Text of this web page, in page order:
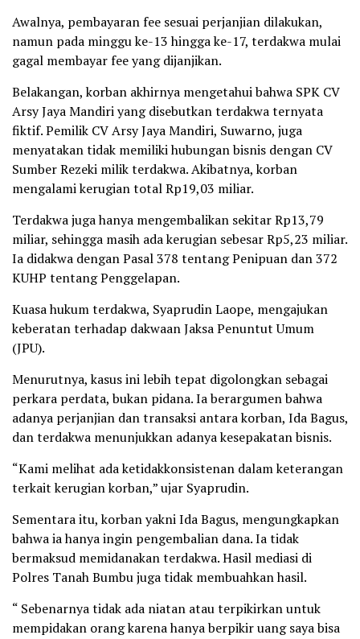
Awalnya, pembayaran fee sesuai perjanjian dilakukan,
namun pada minggu ke-13 hingga ke-17, terdakwa mulai
gagal membayar fee yang dijanjikan.
Belakangan, korban akhirnya mengetahui bahwa SPK CV
Arsy Jaya Mandiri yang disebutkan terdakwa ternyata
fiktif. Pemilik CV Arsy Jaya Mandiri, Suwarno, juga
menyatakan tidak memiliki hubungan bisnis dengan CV
Sumber Rezeki milik terdakwa. Akibatnya, korban
mengalami kerugian total Rp19,03 miliar.
Terdakwa juga hanya mengembalikan sekitar Rp13,79
miliar, sehingga masih ada kerugian sebesar Rp5,23 miliar.
Ia didakwa dengan Pasal 378 tentang Penipuan dan 372
KUHP tentang Penggelapan.
Kuasa hukum terdakwa, Syaprudin Laope, mengajukan
keberatan terhadap dakwaan Jaksa Penuntut Umum
(JPU).
Menurutnya, kasus ini lebih tepat digolongkan sebagai
perkara perdata, bukan pidana. Ia berargumen bahwa
adanya perjanjian dan transaksi antara korban, Ida Bagus,
dan terdakwa menunjukkan adanya kesepakatan bisnis.
“Kami melihat ada ketidakkonsistenan dalam keterangan
terkait kerugian korban,” ujar Syaprudin.
Sementara itu, korban yakni Ida Bagus, mengungkapkan
bahwa ia hanya ingin pengembalian dana. Ia tidak
bermaksud memidanakan terdakwa. Hasil mediasi di
Polres Tanah Bumbu juga tidak membuahkan hasil.
“ Sebenarnya tidak ada niatan atau terpikirkan untuk
mempidakan orang karena hanya berpikir uang saya bisa